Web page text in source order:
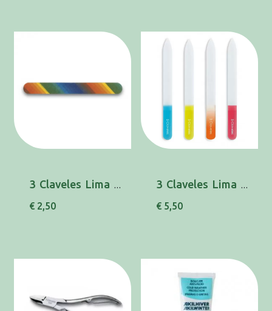
3 Claveles Lima Corindon18cm Multic 80214
€ 2,50
3 Claveles Lima Cristal 14cm 80218
€ 5,50